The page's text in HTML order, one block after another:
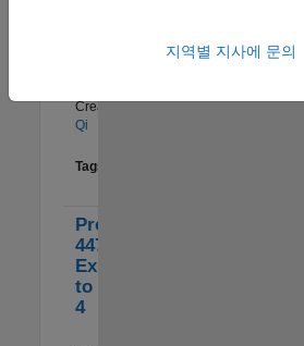
Created by:
Qi
Tags
Problem
44705.
Expand 10^n
to Powers of
4
지역별 지사에 문의